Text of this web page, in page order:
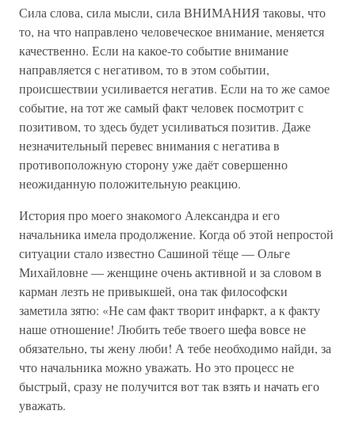
Сила слова, сила мысли, сила ВНИМАНИЯ таковы, что
то, на что направлено человеческое внимание, меняется
качественно. Если на какое-то событие внимание
направляется с негативом, то в этом событии,
происшествии усиливается негатив. Если на то же самое
событие, на тот же самый факт человек посмотрит с
позитивом, то здесь будет усиливаться позитив. Даже
незначительный перевес внимания с негатива в
противоположную сторону уже даёт совершенно
неожиданную положительную реакцию.
История про моего знакомого Александра и его
начальника имела продолжение. Когда об этой непростой
ситуации стало известно Сашиной тёще — Ольге
Михайловне — женщине очень активной и за словом в
карман лезть не привыкшей, она так философски
заметила зятю: «Не сам факт творит инфаркт, а к факту
наше отношение! Любить тебе твоего шефа вовсе не
обязательно, ты жену люби! А тебе необходимо найди, за
что начальника можно уважать. Но это процесс не
быстрый, сразу не получится вот так взять и начать его
уважать.